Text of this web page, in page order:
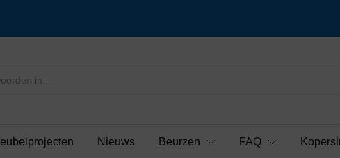
Nieuws Beurzen FAQ